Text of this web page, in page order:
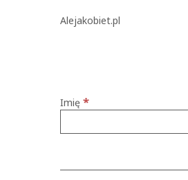
Alejakobiet.pl
Imię *